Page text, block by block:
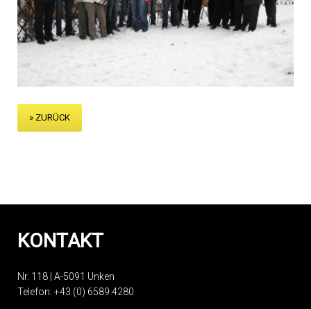
» ZURÜCK
KONTAKT
Nr. 118 | A-5091 Unken
Telefon: +43 (0) 6589 4280